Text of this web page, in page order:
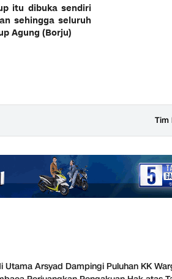
itu dibuka sendiri
sehingga seluruh
Agung (Borju)
Tim
Utama Arsyad Dampingi Puluhan KK